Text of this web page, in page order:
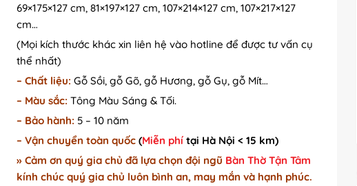
69×175×127 cm, 81×197×127 cm, 107×214×127 cm, 107×217×127
cm…
(Mọi kích thước khác xin liên hệ vào hotline để được tư vấn cụ
thể nhất)
– Chất liệu: Gỗ Sồi, gỗ Gõ, gỗ Hương, gỗ Gụ, gỗ Mít…
– Màu sắc: Tông Màu Sáng & Tối.
– Bảo hành: 5 – 10 năm
– Vận chuyển toàn quốc (Miễn phí tại Hà Nội < 15 km)
» Cảm ơn quý gia chủ đã lựa chọn đội ngũ Bàn Thờ Tận Tâm
kính chúc quý gia chủ luôn bình an, may mắn và hạnh phúc.